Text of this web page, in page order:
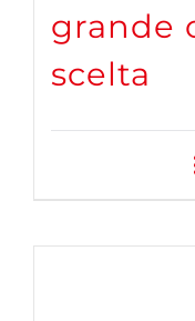
grande
scelta